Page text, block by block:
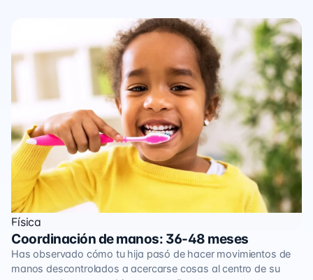
Física
Coordinación de manos: 36-48 meses
Has observado cómo tu hija pasó de hacer movimientos de
manos descontrolados a acercarse cosas al centro de su